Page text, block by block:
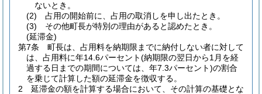
ないとき。
(2)
占用の開始前に、占用の取消しを申し出たとき。
(3)
その他町長が特別の理由があると認めたとき。
(延滞金)
第7条
町長は、占用料を納期限までに納付しない者に対して
は、占用料に年14.6パーセント(納期限の翌日から1月を経
過する日までの期間については、年7.3パーセント)の割合
を乗じて計算した額の延滞金を徴収する。
2
延滞金の額を計算する場合において、その計算の基礎とな